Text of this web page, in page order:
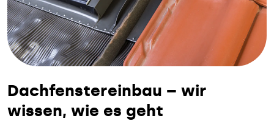
Dachfenstereinbau – wir
wissen, wie es geht